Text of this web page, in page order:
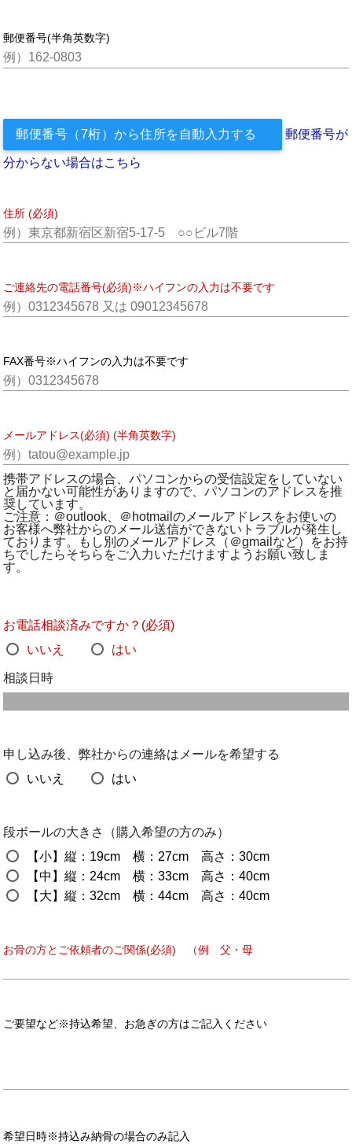
郵便番号(半角英数字)
郵便番号（7桁）から住所を自動入力する 郵便番号が
分からない場合はこちら
住所 (必須)
ご連絡先の電話番号(必須)※ハイフンの入力は不要です
FAX番号※ハイフンの入力は不要です
メールアドレス(必須) (半角英数字)
携帯アドレスの場合、パソコンからの受信設定をしていない
と届かない可能性がありますので、パソコンのアドレスを推
奨しています。
ご注意：＠outlook、＠hotmailのメールアドレスをお使いの
お客様へ弊社からのメール送信ができないトラブルが発生し
ております。もし別のメールアドレス（＠gmailなど）をお持
ちでしたらそちらをご入力いただけますようお願い致しま
す。
お電話相談済みですか？(必須)
いいえ
はい
相談日時
申し込み後、弊社からの連絡はメールを希望する
いいえ
はい
段ボールの大きさ（購入希望の方のみ）
【小】縦：19cm 横：27cm 高さ：30cm
【中】縦：24cm 横：33cm 高さ：40cm
【大】縦：32cm 横：44cm 高さ：40cm
お骨の方とご依頼者のご関係(必須) （例 父・母
ご要望など※持込希望、お急ぎの方はご記入ください
希望日時※持込み納骨の場合のみ記入